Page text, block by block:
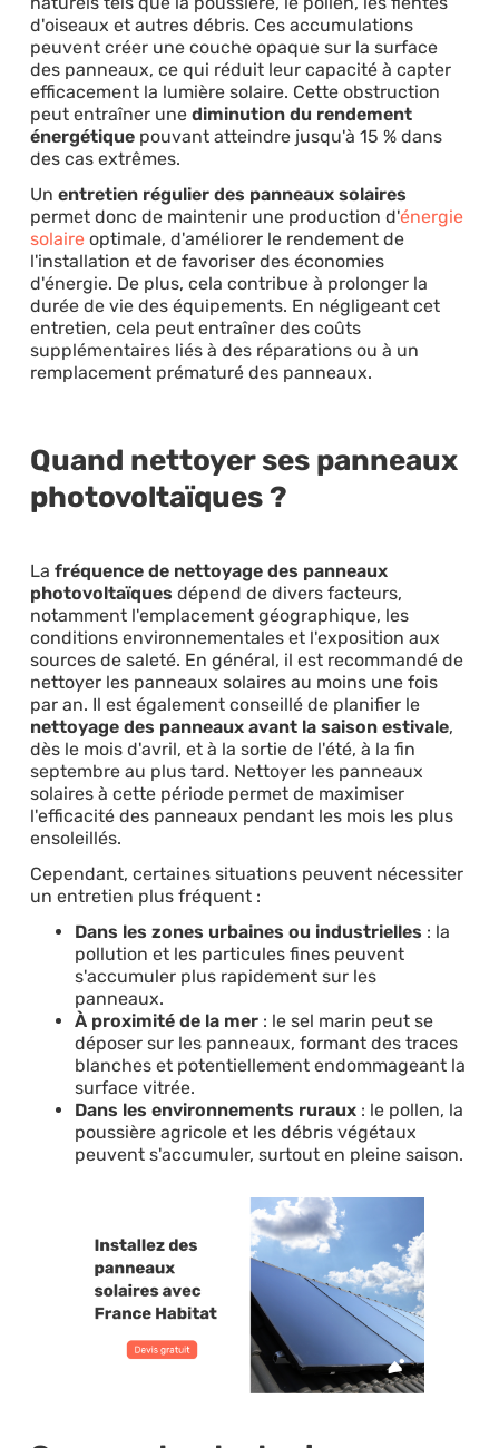
d'oiseaux et autres débris. Ces accumulations
peuvent créer une couche opaque sur la surface
des panneaux, ce qui réduit leur capacité à capter
efficacement la lumière solaire. Cette obstruction
peut entraîner une diminution du rendement
énergétiquepouvant atteindre jusqu'à 15 % dans
des cas extrêmes.
Un entretien régulier des panneaux solaires
permet donc de maintenir une production d'énergie
solaireoptimale, d'améliorer le rendement de
l'installation et de favoriser des économies
d'énergie. De plus, cela contribue à prolonger la
durée de vie des équipements. En négligeant cet
entretien, cela peut entraîner des coûts
supplémentaires liés à des réparations ou à un
remplacement prématuré des panneaux.​
Quand nettoyer ses panneaux
photovoltaïques ?
La fréquence de nettoyage des panneaux
photovoltaïques dépend de divers facteurs,
notamment l'emplacement géographique, les
conditions environnementales et l'exposition aux
sources de saleté. En général, il est recommandé de
nettoyer les panneaux solaires au moins une fois
par an. Il est également conseillé de planifier le
nettoyage des panneaux avant la saison estivale,
dès le mois d'avril, et à la sortie de l'été, à la fin
septembre au plus tard. Nettoyer les panneaux
solaires à cette période permet de maximiser
l'efficacité des panneaux pendant les mois les plus
ensoleillés.
Cependant, certaines situations peuvent nécessiter
un entretien plus fréquent :​
Dans les zones urbaines ou industrielles : la
pollution et les particules fines peuvent
s'accumuler plus rapidement sur les
panneaux.
À proximité de la mer: le sel marin peut se
déposer sur les panneaux, formant des traces
blanches et potentiellement endommageant la
surface vitrée.
Dans les environnements ruraux: le pollen, la
poussière agricole et les débris végétaux
peuvent s'accumuler, surtout en pleine saison.​